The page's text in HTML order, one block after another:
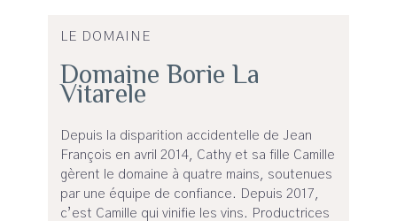
LE DOMAINE
Domaine Borie La
Vitarele
Depuis la disparition accidentelle de Jean
François en avril 2014, Cathy et sa fille Camille
gèrent le domaine à quatre mains, soutenues
par une équipe de confiance. Depuis 2017,
c’est Camille qui vinifie les vins. Productrices